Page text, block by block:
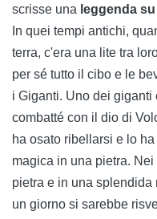
scrisse una leggenda
In quei tempi antichi,
terra, c'era una lite tra
per sé tutto il cibo e le
i Giganti. Uno dei
combatté con il dio di
ha osato ribellarsi e lo
magica in una pietra.
pietra e in una
un giorno si sarebbe